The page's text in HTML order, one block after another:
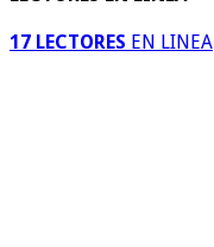
17 LECTORES EN LINEA